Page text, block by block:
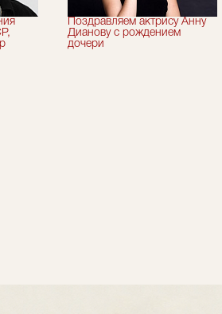
Поздравляем актрису Анну
Дианову с рождением
дочери